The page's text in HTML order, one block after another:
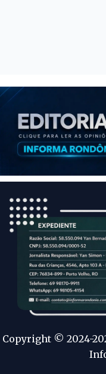
Copyright © 2024-